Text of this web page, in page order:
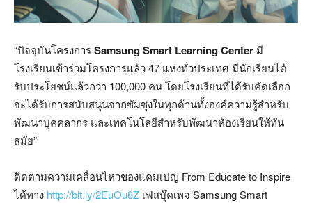
“ปัจจุบันโครงการSamsung Smart Learning Center มี
โรงเรียนเข้าร่วมโครงการแล้ว 47 แห่งทั่วประเทศ มีนักเรียนได้
รับประโยชน์แล้วกว่า 100,000 คน โดยโรงเรียนที่ได้รับคัดเลือก
จะได้รับการสนับสนุนจากซัมซุงในทุกด้านทั้งองค์ความรู้สำหรับ
พัฒนาบุคคลากร และเทคโนโลยีสำหรับพัฒนาห้องเรียนให้ทัน
สมัย”
ติดตามความเคลื่อนไหวของแคมเปญ From Educate to Inspire
ได้ทาง http://bit.ly/2EuOu8Z เฟสบุ๊คเพจ Samsung Smart